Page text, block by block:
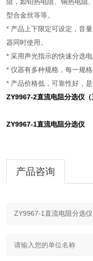
型合金丝等等。
* 产品上下限定可设定，音
器同时使用。
* 采用声光指示的快速分选
* 仪器有多种规格，每一规
* 产品价格低，可靠性好，
ZY9967-2直流电阻分选仪（
ZY9967-1直流电阻分选仪
产品咨询